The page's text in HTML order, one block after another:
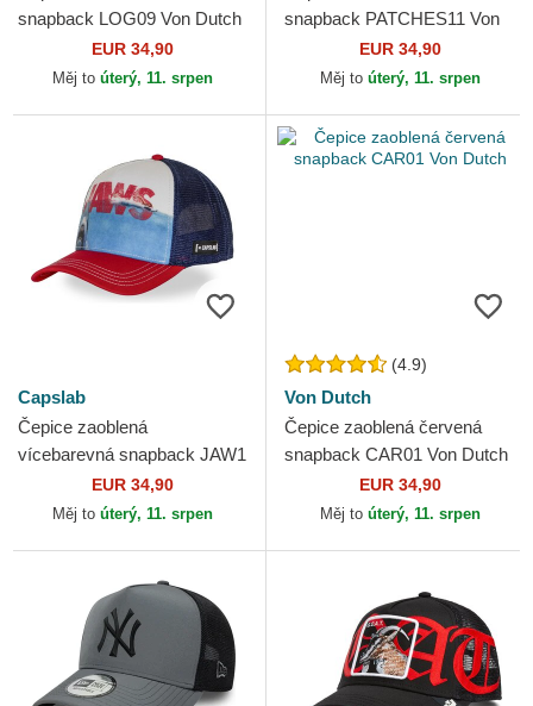
snapback LOG09 Von Dutch
EUR 34,90
Měj to úterý, 11. srpen
snapback PATCHES11 Von
EUR 34,90
Měj to úterý, 11. srpen
Capslab
Čepice zaoblená
vícebarevná snapback JAW1
JAWB Žralok Capslab
EUR 34,90
Měj to úterý, 11. srpen
(4.9)
Von Dutch
Čepice zaoblená červená
snapback CAR01 Von Dutch
EUR 34,90
Měj to úterý, 11. srpen